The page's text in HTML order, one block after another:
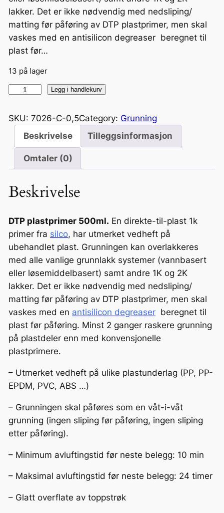
lakker. Det er ikke nødvendig med nedsliping/
matting før påføring av DTP plastprimer, men skal
vaskes med en antisilicon degreaser beregnet til
plast før…
13 på lager
P
s
p
i
m
e
r
a
n
t
a
l
l
Legg i handlekurv
SKU: 7026-C-0,5Category: Grunning
Beskrivelse
Tilleggsinformasjon
Omtaler (0)
Beskrivelse
DTP plastprimer 500ml. En direkte-til-plast 1k
primer fra silco, har utmerket vedheft på
ubehandlet plast. Grunningen kan overlakkeres
med alle vanlige grunnlakk systemer (vannbasert
eller løsemiddelbasert) samt andre 1K og 2K
lakker. Det er ikke nødvendig med nedsliping/
matting før påføring av DTP plastprimer, men skal
vaskes med en antisilicon degreaserberegnet til
plast før påføring. Minst 2 ganger raskere grunning
på plastdeler enn med konvensjonelle
plastprimere.
– Utmerket vedheft på ulike plastunderlag (PP, PP-
EPDM, PVC, ABS …)
– Grunningen skal påføres som en våt-i-våt
grunning (ingen sliping før påføring, ingen sliping
etter påføring).
– Minimum avluftingstid før neste belegg: 10 min
– Maksimal avluftingstid før neste belegg: 24 timer
– Glatt overflate av toppstrøk